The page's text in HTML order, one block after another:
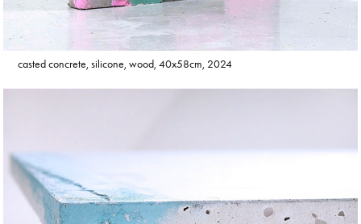
casted concrete, silicone, wood, 40x58cm, 2024